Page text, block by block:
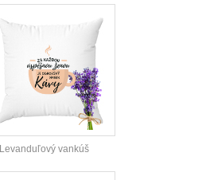
Levanduľový vankúš